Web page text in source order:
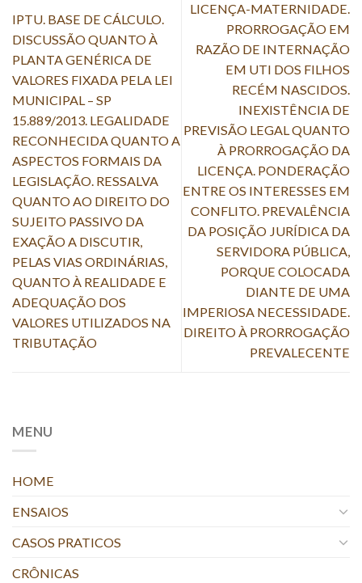
IPTU. BASE DE CÁLCULO.
DISCUSSÃO QUANTO À
PLANTA GENÉRICA DE
VALORES FIXADA PELA LEI
MUNICIPAL – SP
15.889/2013. LEGALIDADE
RECONHECIDA QUANTO A
ASPECTOS FORMAIS DA
LEGISLAÇÃO. RESSALVA
QUANTO AO DIREITO DO
SUJEITO PASSIVO DA
EXAÇÃO A DISCUTIR,
PELAS VIAS ORDINÁRIAS,
QUANTO À REALIDADE E
ADEQUAÇÃO DOS
VALORES UTILIZADOS NA
TRIBUTAÇÃO
LICENÇA-MATERNIDADE.
PRORROGAÇÃO EM
RAZÃO DE INTERNAÇÃO
EM UTI DOS FILHOS
RECÉM NASCIDOS.
INEXISTÊNCIA DE
PREVISÃO LEGAL QUANTO
À PRORROGAÇÃO DA
LICENÇA. PONDERAÇÃO
ENTRE OS INTERESSES EM
CONFLITO. PREVALÊNCIA
DA POSIÇÃO JURÍDICA DA
SERVIDORA PÚBLICA,
PORQUE COLOCADA
DIANTE DE UMA
IMPERIOSA NECESSIDADE.
DIREITO À PRORROGAÇÃO
PREVALECENTE
MENU
HOME
ENSAIOS
CASOS PRATICOS
CRÔNICAS